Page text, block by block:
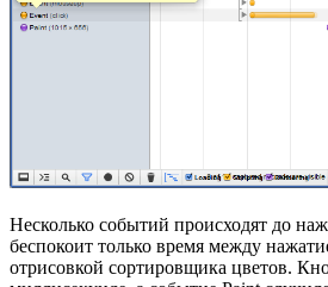
Несколько событий происходят до
беспокоит только время между
отрисовкой сортировщика цветов.